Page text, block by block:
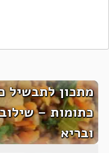
מתכון לתבשיל
כתומות –
ובריא